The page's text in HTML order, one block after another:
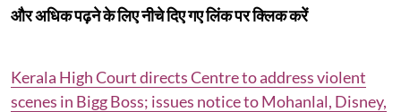
और अधिक पढ़ने के लिए नीचे दिए गए लिंक पर क्लिक करें
Kerala High Court directs Centre to address violent
scenes in Bigg Boss; issues notice to Mohanlal, Disney,